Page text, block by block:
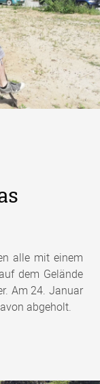
alle mit einem
dem Gelände
Am 24. Januar
abgeholt.